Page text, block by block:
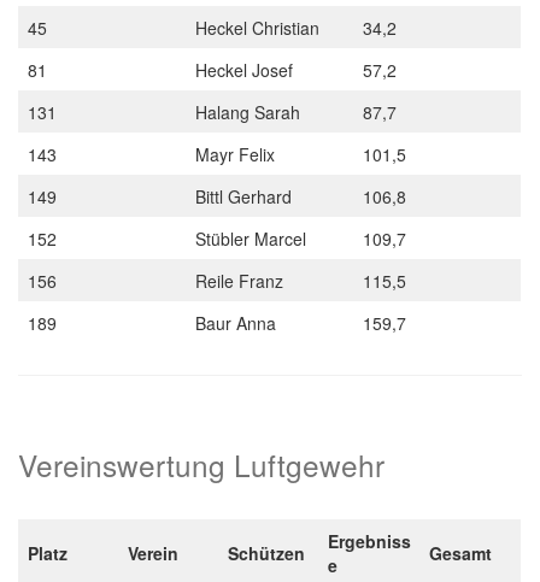
45
Heckel Christian
34,2
81
Heckel Josef
57,2
131
Halang Sarah
87,7
143
Mayr Felix
101,5
149
Bittl Gerhard
106,8
152
Stübler Marcel
109,7
156
Reile Franz
115,5
189
Baur Anna 159,7
Vereinswertung Luftgewehr
Platz Verein Schützen
Ergebniss
e
Gesamt